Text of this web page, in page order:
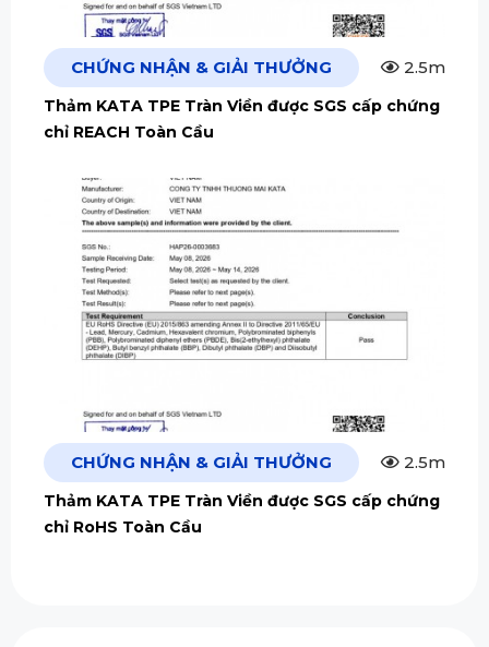
CHỨNG NHẬN & GIẢI THƯỞNG 2.5m
Thảm KATA TPE Tràn Viền được SGS cấp chứng
chỉ REACH Toàn Cầu
CHỨNG NHẬN & GIẢI THƯỞNG 2.5m
Thảm KATA TPE Tràn Viền được SGS cấp chứng
chỉ RoHS Toàn Cầu